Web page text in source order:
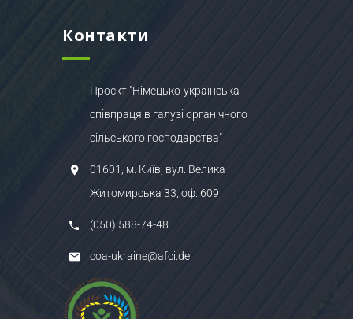
Контакти
Проєкт "Німецько-українська
співпраця в галузі органічного
сільського господарства"
01601, м. Київ, вул. Велика
Житомирська 33, оф. 609
(050) 588-74-48
coa-ukraine@afci.de